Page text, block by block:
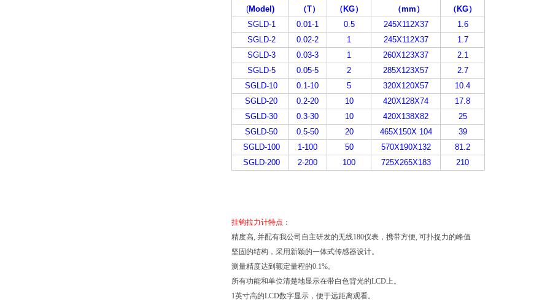
(Model)
（T）
（KG）
（mm ）
（KG）
SGLD-1
0.01-1 0.5 245X112X37
1.6
SGLD-2
0.02-2 1 245X112X37
1.7
SGLD-3
0.03-3 1 260X123X37
2.1
SGLD-5
0.05-5 2 285X123X57
2.7
SGLD-10
0.1-10 5 320X120X57
10.4
SGLD-20
0.2-20 10 420X128X74
17.8
SGLD-30
0.3-30 10 420X138X82
25
SGLD-50
0.5-50 20 465X150X 104
39
SGLD-100
1-100 50 570X190X132
81.2
SGLD-200
2-200 100 725X265X183 210
挂钩拉力计特点 ：
精度高, 并配有我公司自主研发的无线180仪表，携带方便, 可扑捉力的峰值
坚固的结构，采用新颖的一体式传感器设计。
测量精度达到额定量程的0.1%。
所有功能和单位清楚地显示在带白色背光的LCD上。
1英寸高的LCD数字显示，便于远距离观看。